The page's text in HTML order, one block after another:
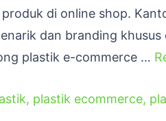
di online shop.
dan branding
plastik e-commerce …
, plastik ecommerce,